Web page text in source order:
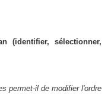
(identifier, sélectionner,
permet-il de modifier l'ordre